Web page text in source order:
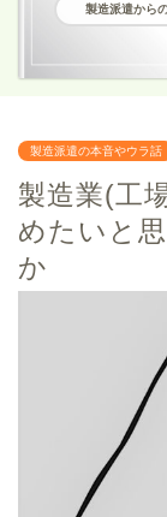
製造派遣から
製造派遣の本音やウラ話
製造業(工
めたいと
か